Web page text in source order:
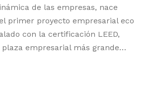
de las empresas, nace
primer proyecto empresarial eco
con la certificación LEED,
empresarial más grande…